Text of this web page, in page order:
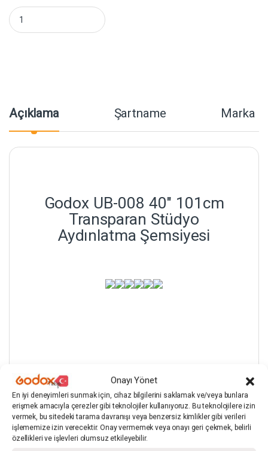
Onayı Yönet
En iyi deneyimleri sunmak için, cihaz bilgilerini saklamak ve/veya bunlara
erişmek amacıyla çerezler gibi teknolojiler kullanıyoruz. Bu teknolojilere izin
vermek, bu sitedeki tarama davranışı veya benzersiz kimlikler gibi verileri
işlememize izin verecektir. Onay vermemek veya onayı geri çekmek, belirli
özellikleri ve işlevleri olumsuz etkileyebilir.
Godox UB-008 40inç 101cm Transparan Şemsiye miktar
Açıklama Şartname Marka
Godox UB-008 40″ 101cm
Transparan Stüdyo
Aydınlatma Şemsiyesi
Stok kodu:SA.GO.SFSM.UB008.101